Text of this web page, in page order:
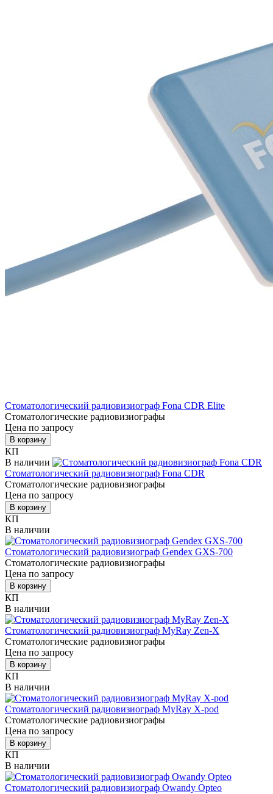
Стоматологический радиовизиограф Fona CDR Elite
Стоматологические радиовизиографы
Цена по запросу
В корзину
КП
В наличии
Стоматологический радиовизиограф Fona CDR
Стоматологические радиовизиографы
Цена по запросу
В корзину
КП
В наличии
Стоматологический радиовизиограф Gendex GXS-700
Стоматологические радиовизиографы
Цена по запросу
В корзину
КП
В наличии
Стоматологический радиовизиограф MyRay Zen-X
Стоматологические радиовизиографы
Цена по запросу
В корзину
КП
В наличии
Стоматологический радиовизиограф MyRay Х-pod
Стоматологические радиовизиографы
Цена по запросу
В корзину
КП
В наличии
Стоматологический радиовизиограф Owandy Opteo